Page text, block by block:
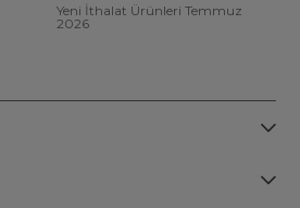
Yeni İthalat Ürünleri Temmuz
2026